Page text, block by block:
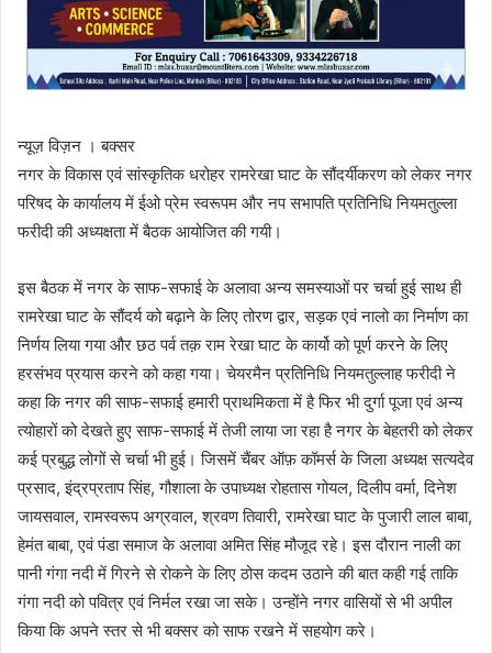
न्यूज़ विज़न । बक्सर
नगर के विकास एवं सांस्कृतिक धरोहर रामरेखा घाट के सौंदर्यीकरण को लेकर नगर
परिषद के कार्यालय में ईओ प्रेम स्वरूपम और नप सभापति प्रतिनिधि नियमतुल्ला
फरीदी की अध्यक्षता में बैठक आयोजित की गयी।
इस बैठक में नगर के साफ-सफाई के अलावा अन्य समस्याओं पर चर्चा हुई साथ ही
रामरेखा घाट के सौंदर्य को बढ़ाने के लिए तोरण द्वार, सड़क एवं नालो का निर्माण का
निर्णय लिया गया और छठ पर्व तक़ राम रेखा घाट के कार्यो को पूर्ण करने के लिए
हरसंभव प्रयास करने को कहा गया। चेयरमैन प्रतिनिधि नियमतुल्लाह फरीदी ने
कहा कि नगर की साफ-सफाई हमारी प्राथमिकता में है फिर भी दुर्गा पूजा एवं अन्य
त्योहारों को देखते हुए साफ-सफाई में तेजी लाया जा रहा है नगर के बेहतरी को लेकर
कई प्रबुद्ध लोगों से चर्चा भी हुई। जिसमें चैंबर ऑफ़ कॉमर्स के जिला अध्यक्ष सत्यदेव
प्रसाद, इंद्रप्रताप सिंह, गौशाला के उपाध्यक्ष रोहतास गोयल, दिलीप वर्मा, दिनेश
जायसवाल, रामस्वरूप अग्रवाल, श्रवण तिवारी, रामरेखा घाट के पुजारी लाल बाबा,
हेमंत बाबा, एवं पंडा समाज के अलावा अमित सिंह मौजूद रहे। इस दौरान नाली का
पानी गंगा नदी में गिरने से रोकने के लिए ठोस कदम उठाने की बात कही गई ताकि
गंगा नदी को पवित्र एवं निर्मल रखा जा सके। उन्होंने नगर वासियों से भी अपील
किया कि अपने स्तर से भी बक्सर को साफ रखने में सहयोग करे।